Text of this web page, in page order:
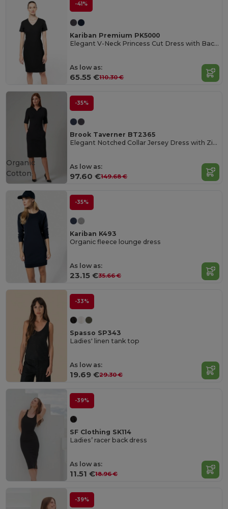
-41%
Kariban Premium PK5000
Elegant V-Neck Princess Cut Dress with Back Slit
As low as:
65.55 €110.30 €
-35%
Brook Taverner BT2365
Elegant Notched Collar Jersey Dress with Zip Pockets
As low as:
97.60 €149.68 €
Organic
Cotton
-35%
Kariban K493
Organic fleece lounge dress
As low as:
23.15 €35.66 €
-33%
Spasso SP343
Ladies' linen tank top
As low as:
19.69 €29.30 €
-39%
SF Clothing SK114
Ladies’ racer back dress
As low as:
11.51 €18.96 €
-39%